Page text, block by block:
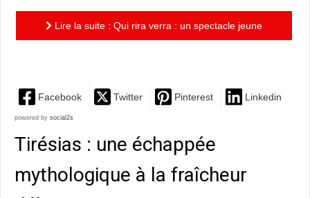
Lire la suite : Qui rira verra : un spectacle jeune
Facebook Twitter Pinterest Linkedin
powered by social2s
Tirésias : une échappée
mythologique à la fraîcheur